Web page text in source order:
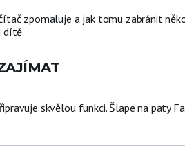
zpomaluje a jak tomu zabránit
dítě
skvělou funkci. Šlape na paty